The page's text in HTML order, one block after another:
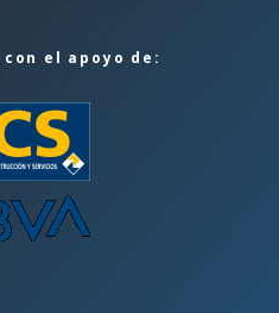
con el apoyo de: